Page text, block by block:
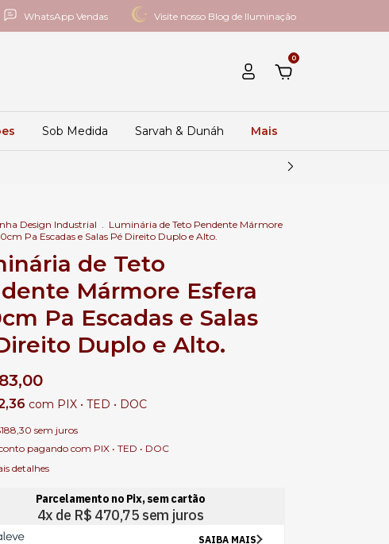
WhatsApp Vendas Visite nosso Blog de Iluminação
0
Sob Medida Sarvah & Dunáh Mais
Design Industrial . Luminária de Teto Pendente Mármore
Pa Escadas e Salas Pé Direito Duplo e Alto.
de Teto
Mármore Esfera
Pa Escadas e Salas
Duplo e Alto.
com PIX • TED • DOC
sem juros
pagando com PIX • TED • DOC
detalhes